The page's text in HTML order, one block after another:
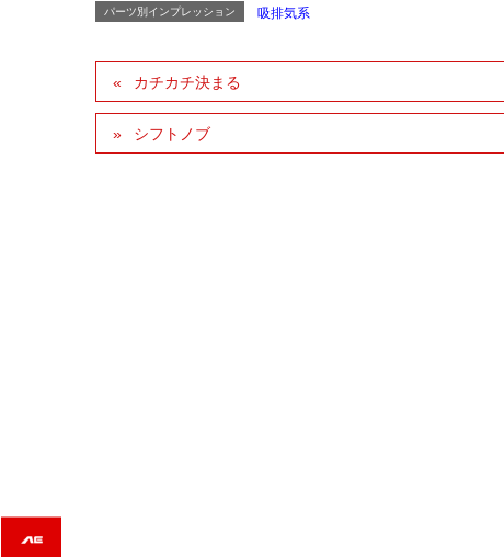
パーツ別インプレッション 吸排気系
カチカチ決まる
シフトノブ